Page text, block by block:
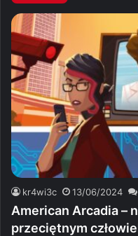
kr4wi3c 13/06/2024
American Arcadia –
przeciętnym